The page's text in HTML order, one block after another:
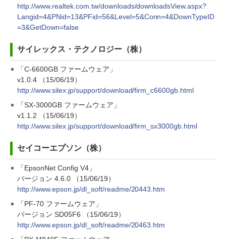
http://www.realtek.com.tw/downloads/downloadsView.aspx?
Langid=4&PNid=13&PFid=56&Level=5&Conn=4&DownTypeID
=3&GetDown=false
サイレックス・テクノロジー（株）
「C-6600GB ファームウェア」
v1.0.4 （15/06/19）
http://www.silex.jp/support/download/firm_c6600gb.html
「SX-3000GB ファームウェア」
v1.1.2 （15/06/19）
http://www.silex.jp/support/download/firm_sx3000gb.html
セイコーエプソン（株）
「EpsonNet Config V4」
バージョン 4.6.0 （15/06/19）
http://www.epson.jp/dl_soft/readme/20443.htm
「PF-70 ファームウェア」
バージョン SD05F6 （15/06/19）
http://www.epson.jp/dl_soft/readme/20463.htm